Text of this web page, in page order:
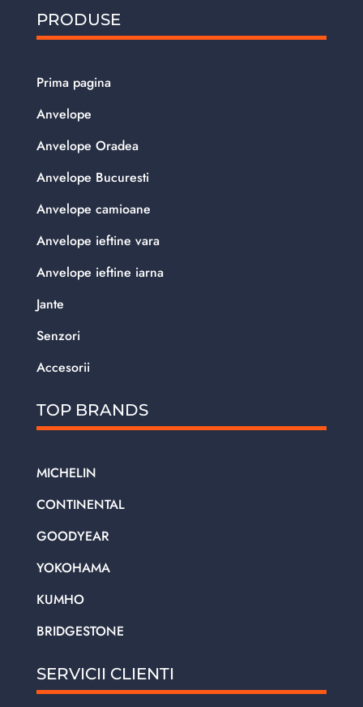
PRODUSE
Prima pagina
Anvelope
Anvelope Oradea
Anvelope Bucuresti
Anvelope camioane
Anvelope ieftine vara
Anvelope ieftine iarna
Jante
Senzori
Accesorii
TOP BRANDS
MICHELIN
CONTINENTAL
GOODYEAR
YOKOHAMA
KUMHO
BRIDGESTONE
SERVICII CLIENTI